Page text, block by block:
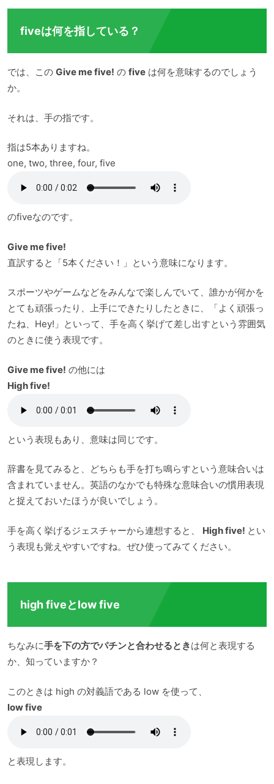
fiveは何を指している？
では、この Give me five! の fiveは何を意味するのでしょう
か。
それは、手の指です。
指は5本ありますね。
one, two, three, four, five
のfiveなのです。
Give me five!
直訳すると「5本ください！」という意味になります。
スポーツやゲームなどをみんなで楽しんでいて、誰かが何かを
とても頑張ったり、上手にできたりしたときに、「よく頑張っ
たね、Hey!」といって、手を高く挙げて差し出すという雰囲気
のときに使う表現です。
Give me five! の他には
High five!
という表現もあり、意味は同じです。
辞書を見てみると、どちらも手を打ち鳴らすという意味合いは
含まれていません。英語のなかでも特殊な意味合いの慣用表現
と捉えておいたほうが良いでしょう。
手を高く挙げるジェスチャーから連想すると、 High five! とい
う表現も覚えやすいですね。ぜひ使ってみてください。
high fiveとlow five
ちなみに手を下の方でパチンと合わせるときは何と表現する
か、知っていますか？
このときは high の対義語である low を使って、
low five
と表現します。